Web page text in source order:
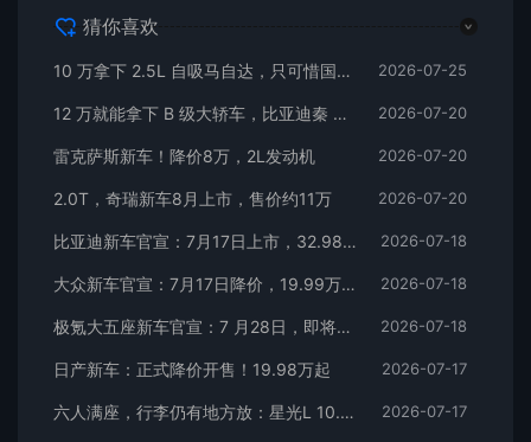
猜你喜欢
10 万拿下 2.5L 自吸马自达，只可惜国内暂时没份 2026-07-25
12 万就能拿下 B 级大轿车，比亚迪秦 MAX 直接打乱合资定价逻辑 2026-07-20
雷克萨斯新车！降价8万，2L发动机 2026-07-20
2.0T，奇瑞新车8月上市，售价约11万 2026-07-20
比亚迪新车官宣：7月17日上市，32.98万元 2026-07-18
大众新车官宣：7月17日降价，19.99万元起 2026-07-18
极氪大五座新车官宣：7 月28日，即将上市 2026-07-18
日产新车：正式降价开售！19.98万起 2026-07-17
六人满座，行李仍有地方放：星光L 10.98万元起 2026-07-17